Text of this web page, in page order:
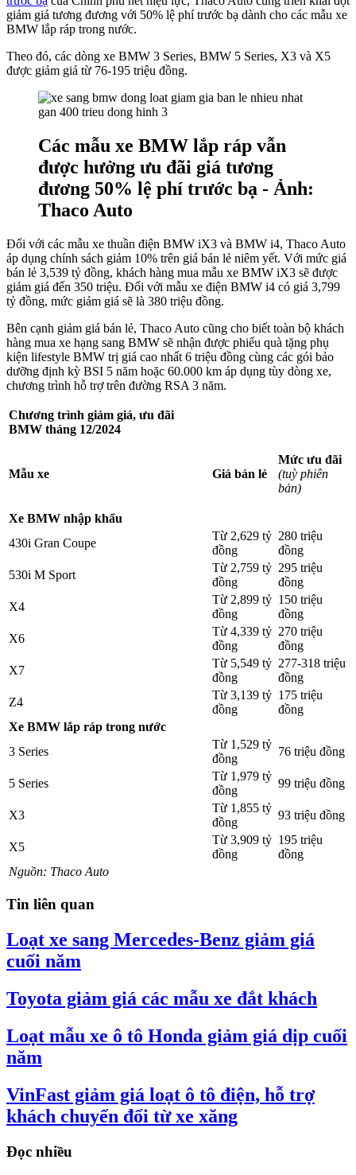
giảm giá tương đương với 50% lệ phí trước bạ dành cho các mẫu xe
BMW lắp ráp trong nước.
Theo đó, các dòng xe BMW 3 Series, BMW 5 Series, X3 và X5
được giảm giá từ 76-195 triệu đồng.
Các mẫu xe BMW lắp ráp vẫn
được hưởng ưu đãi giá tương
đương 50% lệ phí trước bạ - Ảnh:
Thaco Auto
Đối với các mẫu xe thuần điện BMW iX3 và BMW i4, Thaco Auto
áp dụng chính sách giảm 10% trên giá bán lẻ niêm yết. Với mức giá
bán lẻ 3,539 tỷ đồng, khách hàng mua mẫu xe BMW iX3 sẽ được
giảm giá đến 350 triệu. Đối với mẫu xe điện BMW i4 có giá 3,799
tỷ đồng, mức giảm giá sẽ là 380 triệu đồng.
Bên cạnh giảm giá bán lẻ, Thaco Auto cũng cho biết toàn bộ khách
hàng mua xe hạng sang BMW sẽ nhận được phiếu quà tặng phụ
kiện lifestyle BMW trị giá cao nhất 6 triệu đồng cùng các gói bảo
dưỡng định kỳ BSI 5 năm hoặc 60.000 km áp dụng tùy dòng xe,
chương trình hỗ trợ trên đường RSA 3 năm.
Chương trình giảm giá, ưu đãi
BMW tháng 12/2024
Mẫu xe Giá bán lẻ
Mức ưu đãi
(tuỳ phiên
bản)
Xe BMW nhập khẩu
430i Gran Coupe
Từ 2,629 tỷ
đồng
280 triệu
đồng
530i M Sport
Từ 2,759 tỷ
đồng
295 triệu
đồng
X4
Từ 2,899 tỷ
đồng
150 triệu
đồng
X6
Từ 4,339 tỷ
đồng
270 triệu
đồng
X7
Từ 5,549 tỷ
đồng
277-318 triệu
đồng
Z4
Từ 3,139 tỷ
đồng
175 triệu
đồng
Xe BMW lắp ráp trong nước
3 Series
Từ 1,529 tỷ
đồng
76 triệu đồng
5 Series
Từ 1,979 tỷ
đồng
99 triệu đồng
X3
Từ 1,855 tỷ
đồng
93 triệu đồng
X5
Từ 3,909 tỷ
đồng
195 triệu
đồng
Nguồn: Thaco Auto
Tin liên quan
Loạt xe sang Mercedes-Benz giảm giá
cuối năm
Toyota giảm giá các mẫu xe đắt khách
Loạt mẫu xe ô tô Honda giảm giá dịp cuối
năm
VinFast giảm giá loạt ô tô điện, hỗ trợ
khách chuyển đổi từ xe xăng
Đọc nhiều